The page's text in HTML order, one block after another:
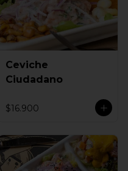
Ceviche
Ciudadano
$16.900